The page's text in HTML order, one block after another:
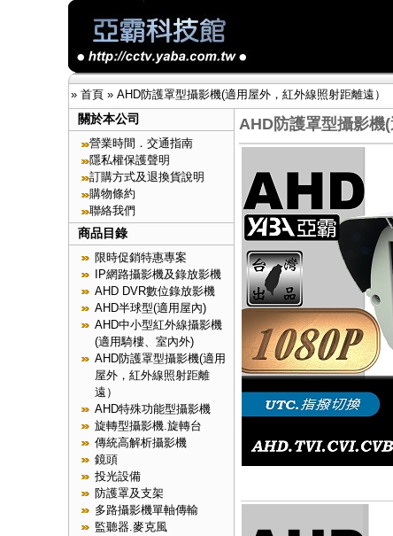
» 首頁» AHD防護罩型攝影機(適用屋外，紅外線照射距離遠）
關於本公司
營業時間．交通指南
隱私權保護聲明
訂購方式及退換貨說明
購物條約
聯絡我們
商品目錄
限時促銷特惠專案
IP網路攝影機及錄放影機
AHD DVR數位錄放影機
AHD半球型(適用屋內)
AHD中小型紅外線攝影機
(適用騎樓、室內外)
AHD防護罩型攝影機(適用
屋外，紅外線照射距離
遠）
AHD特殊功能型攝影機
旋轉型攝影機.旋轉台
傳統高解析攝影機
鏡頭
投光設備
防護罩及支架
多路攝影機單軸傳輸
監聽器.麥克風
AHD防護罩型攝影機(